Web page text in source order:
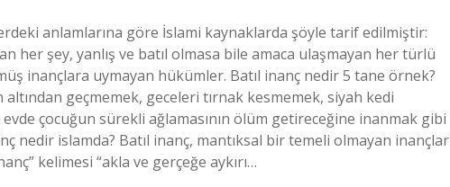
anlamlarına göre İslami kaynaklarda şöyle tarif edilmiştir:
her şey, yanlış ve batıl olmasa bile amaca ulaşmayan her türlü
inançlara uymayan hükümler. Batıl inanç nedir 5 tane örnek?
geçmemek, geceleri tırnak kesmemek, siyah kedi
çocuğun sürekli ağlamasının ölüm getireceğine inanmak gibi
nedir islamda? Batıl inanç, mantıksal bir temeli olmayan inançlar
kelimesi “akla ve gerçeğe aykırı…